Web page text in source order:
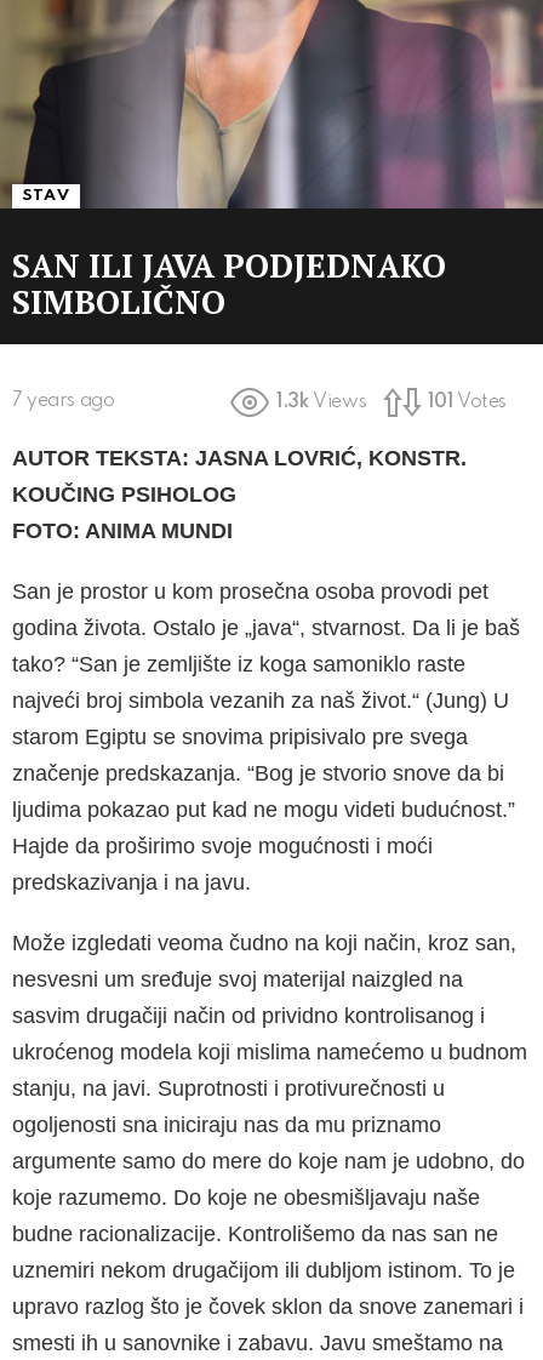
STAV
SAN ILI JAVA PODJEDNAKO
SIMBOLIČNO
7 years ago 1.3k Views 101 Votes
AUTOR TEKSTA: JASNA LOVRIĆ, KONSTR.
KOUČING PSIHOLOG
FOTO: ANIMA MUNDI
San je prostor u kom prosečna osoba provodi pet
godina života. Ostalo je „java“, stvarnost. Da li je baš
tako? “San je zemljište iz koga samoniklo raste
najveći broj simbola vezanih za naš život.“ (Jung) U
starom Egiptu se snovima pripisivalo pre svega
značenje predskazanja. “Bog je stvo­rio snove da bi
ljudima pokazao put kad ne mogu videti budućnost.”
Hajde da proširimo svoje mo­gućnosti i moći
predskazivanja i na javu.
Može izgledati veoma čudno na koji način, kroz san,
nesvesni um sređuje svoj materijal naizgled na
sasvim drugačiji način od prividno kontrolisa­nog i
ukroćenog modela koji mislima namećemo u budnom
stanju, na javi. Suprotnosti i protivu­rečnosti u
ogoljenosti sna iniciraju nas da mu pri­znamo
argumente samo do mere do koje nam je udobno, do
koje razumemo. Do koje ne obesmi­šljavaju naše
budne racionalizacije. Kontroliše­mo da nas san ne
uznemiri nekom drugačijom ili dubljom istinom. To je
upravo razlog što je čovek sklon da snove zanemari i
smesti ih u sanovnike i zabavu. Javu smeštamo na